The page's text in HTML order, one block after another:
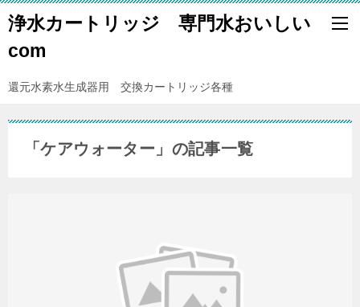
浄水カートリッジ 専門水おいしい
com
還元水素水生成器用 交換カートリッジ各種
「ケアウォーター」の記事一覧